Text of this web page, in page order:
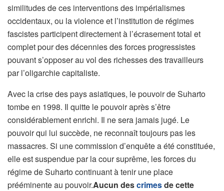
similitudes de ces interventions des impérialismes
occidentaux, ou la violence et l’institution de régimes
fascistes participent directement à l’écrasement total et
complet pour des décennies des forces progressistes
pouvant s’opposer au vol des richesses des travailleurs
par l’oligarchie capitaliste.
Avec la crise des pays asiatiques, le pouvoir de Suharto
tombe en 1998. Il quitte le pouvoir après s’être
considérablement enrichi. Il ne sera jamais jugé. Le
pouvoir qui lui succède, ne reconnaît toujours pas les
massacres. Si une commission d’enquête a été constituée,
elle est suspendue par la cour suprême, les forces du
régime de Suharto continuant à tenir une place
prééminente au pouvoir.Aucun descrimesde cette